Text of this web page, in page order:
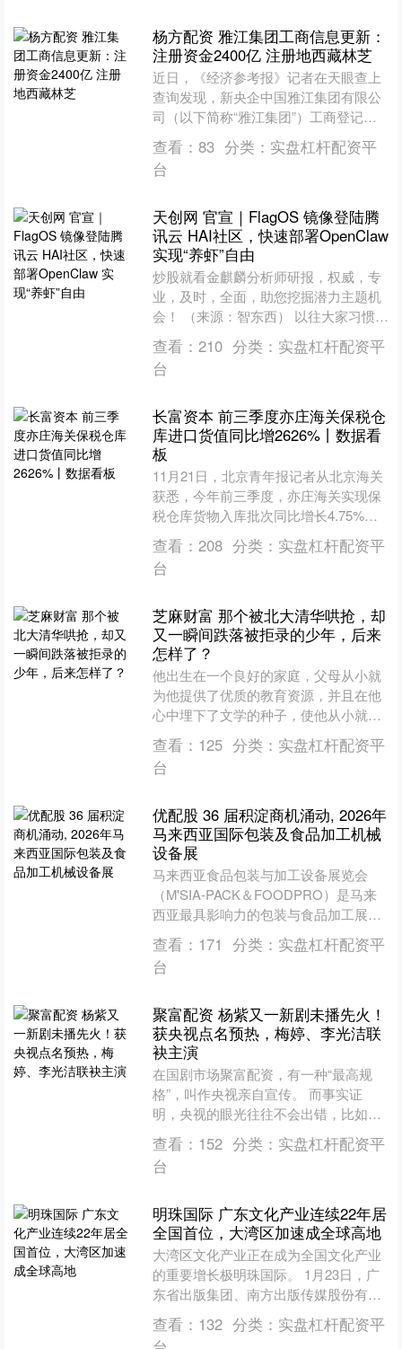
杨方配资 雅江集团工商信息更新：
注册资金2400亿 注册地西藏林芝
近日，《经济参考报》记者在天眼查上
查询发现，新央企中国雅江集团有限公
司（以下简称“雅江集团”）工商登记信
息更新，显示其注册资本为2400亿元，
注册地址显示为西藏....
查看： 83 分类： 实盘杠杆配资平
台
天创网 官宣｜FlagOS 镜像登陆腾
讯云 HAI社区，快速部署OpenClaw
实现“养虾”自由
炒股就看金麒麟分析师研报，权威，专
业，及时，全面，助您挖掘潜力主题机
会！ （来源：智东西） 以往大家习惯将
AI 能力依赖于公有云服务，而随着
OpenClaw....
查看： 210 分类： 实盘杠杆配资平
台
长富资本 前三季度亦庄海关保税仓
库进口货值同比增2626%丨数据看
板
11月21日，北京青年报记者从北京海关
获悉，今年前三季度，亦庄海关实现保
税仓库货物入库批次同比增长4.75%，
进口货值同比增长26.26%，占亦庄辖区
进口总额的....
查看： 208 分类： 实盘杠杆配资平
台
芝麻财富 那个被北大清华哄抢，却
又一瞬间跌落被拒录的少年，后来
怎样了？
他出生在一个良好的家庭，父母从小就
为他提供了优质的教育资源，并且在他
心中埋下了文学的种子，使他从小就对
北大充满了憧憬和期待。凭借着出色的
学习成绩，他考入了重点中....
查看： 125 分类： 实盘杠杆配资平
台
优配股 36 届积淀商机涌动, 2026年
马来西亚国际包装及食品加工机械
设备展
马来西亚食品包装与加工设备展览会
（M'SIA-PACK＆FOODPRO）是马来
西亚最具影响力的包装与食品加工展览
会。作为该国最具代表性及历史性的专
业展，多年来收....
查看： 171 分类： 实盘杠杆配资平
台
聚富配资 杨紫又一新剧未播先火！
获央视点名预热，梅婷、李光洁联
袂主演
在国剧市场聚富配资，有一种“最高规
格”，叫作央视亲自宣传。 而事实证
明，央视的眼光往往不会出错，比如去
年的《藏海传》、《生万物》，无一例
外都热度大爆，而且口碑在....
查看： 152 分类： 实盘杠杆配资平
台
明珠国际 广东文化产业连续22年居
全国首位，大湾区加速成全球高地
大湾区文化产业正在成为全国文化产业
的重要增长极明珠国际。 1月23日，广
东省出版集团、南方出版传媒股份有限
公司（南方传媒601900.SH）举行“超中
心·见未来....
查看： 132 分类： 实盘杠杆配资平